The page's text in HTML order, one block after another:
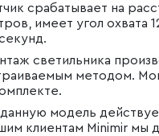
срабатывает на
имеет угол охвата
светильника
методом.
модель
клиентам Minimir мы